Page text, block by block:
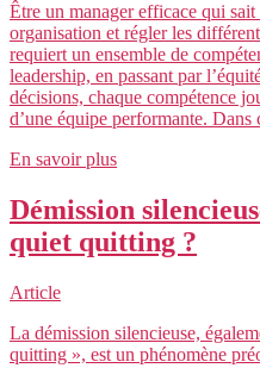
Être un manager efficace qui
organisation et régler les
requiert un ensemble de
leadership, en passant par
décisions, chaque compétence
d’une équipe performante.
En savoir plus
Démission
quiet quitting ?
Article
La démission silencieuse,
quitting », est un phénomène